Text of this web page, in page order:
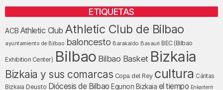
ETIQUETAS
ACB Athletic Club Athletic Club de Bilbao
ayuntamiento de Bilbao baloncesto Barakaldo Basauri BEC (Bilbao
Exhibition Center) Bilbao Bilbao Basket Bizkaia
Bizkaia y sus comarcas Copa del Rey cultura Cáritas
Bizkaia Deusto Diócesis de Bilbao Egunon Bizkaia el tiempo Enkarterri